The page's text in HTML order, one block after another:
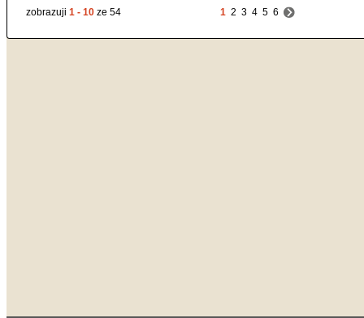
zobrazuji 1 - 10 ze 54 1 2 3 4 5 6